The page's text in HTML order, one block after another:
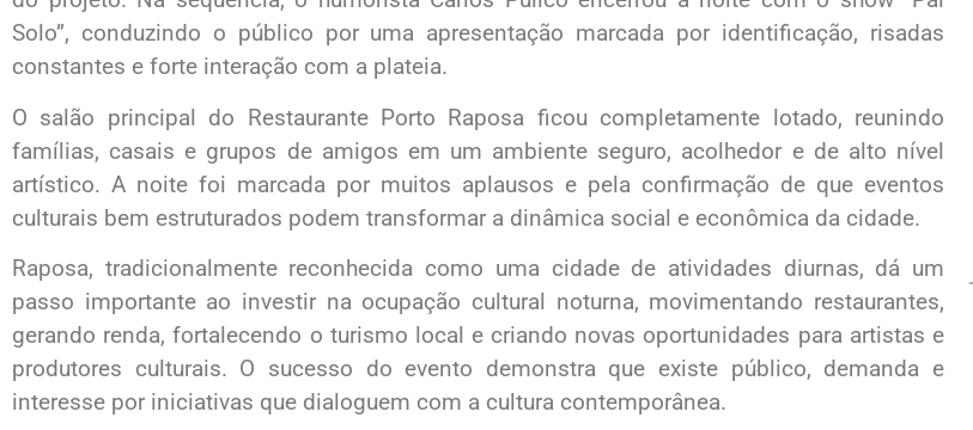
Solo”, conduzindo o público por uma apresentação marcada por identificação, risadas
constantes e forte interação com a plateia.
O salão principal do Restaurante Porto Raposa ficou completamente lotado, reunindo
famílias, casais e grupos de amigos em um ambiente seguro, acolhedor e de alto nível
artístico. A noite foi marcada por muitos aplausos e pela confirmação de que eventos
culturais bem estruturados podem transformar a dinâmica social e econômica da cidade.
Raposa, tradicionalmente reconhecida como uma cidade de atividades diurnas, dá um
passo importante ao investir na ocupação cultural noturna, movimentando restaurantes,
gerando renda, fortalecendo o turismo local e criando novas oportunidades para artistas e
produtores culturais. O sucesso do evento demonstra que existe público, demanda e
interesse por iniciativas que dialoguem com a cultura contemporânea.